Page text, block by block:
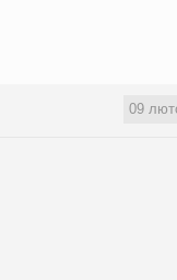
09